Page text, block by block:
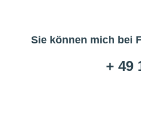
Sie können mich bei
+ 49